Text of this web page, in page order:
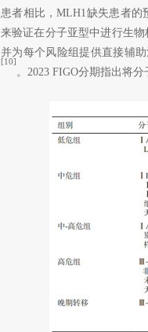
患者相比，MLH1缺失患者的
来验证在分子亚型中进行生物
并为每个风险组提供直接辅
[10]
。2023 FIGO分期指出将